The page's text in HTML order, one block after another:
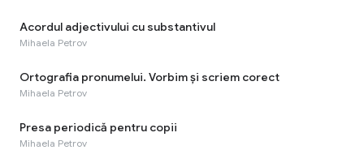
Acordul adjectivului cu substantivul
Mihaela Petrov
Ortografia pronumelui. Vorbim și scriem corect
Mihaela Petrov
Presa periodică pentru copii
Mihaela Petrov